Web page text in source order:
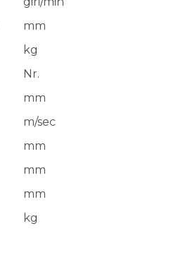
mm
kg
Nr.
mm
m/sec
mm
mm
mm
kg